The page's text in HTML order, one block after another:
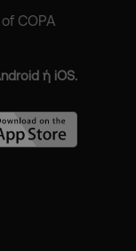
COPA
ή iOS.